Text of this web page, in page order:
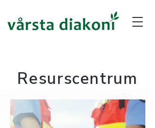
Resurscentrum